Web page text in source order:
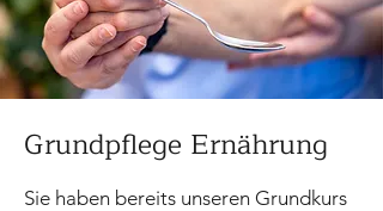
Grundpflege Ernährung
Sie haben bereits unseren Grundkurs